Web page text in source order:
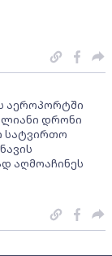
აეროპორტში
დრონი
სატვირთო
აღმოაჩინეს